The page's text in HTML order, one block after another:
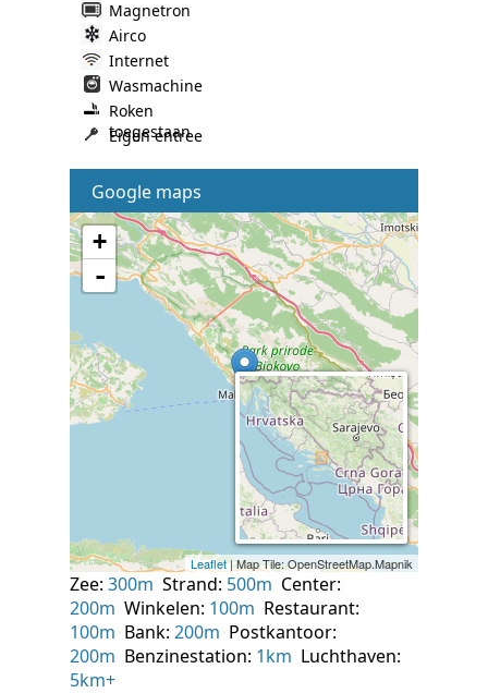
Magnetron
Airco
Internet
Wasmachine
Roken
toegestaan
Eigen entree
Google maps
Zee: 300m Strand: 500m Center:
200m Winkelen: 100m Restaurant:
100m Bank: 200m Postkantoor:
200m Benzinestation: 1km Luchthaven:
5km+